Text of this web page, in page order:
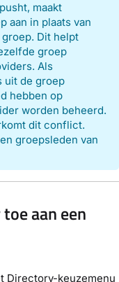
maakt
aan in plaats van
Dit helpt
groep
Als
uit de groep
hebben op
worden beheerd.
dit conflict.
groepsleden van
aan een
Directory-keuzemenu